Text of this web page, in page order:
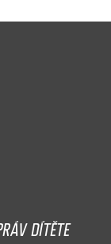
DÍTĚTE